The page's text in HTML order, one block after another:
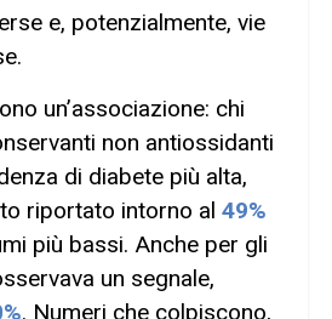
e, potenzialmente, vie
un’associazione: chi
non antiossidanti
di diabete più alta,
riportato intorno al 49%
più bassi. Anche per gli
un segnale,
. Numeri che colpiscono,